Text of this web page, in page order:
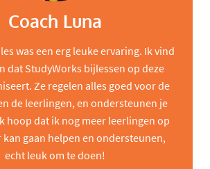
Coach Luna
was een erg leuke ervaring. Ik vind
dat StudyWorks bijlessen op deze
Ze regelen alles goed voor de
de leerlingen, en ondersteunen je
hoop dat ik nog meer leerlingen op
kan gaan helpen en ondersteunen,
echt leuk om te doen!